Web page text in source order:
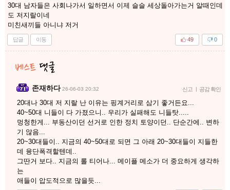
30대 남자들은 사회나가서 일하면서 이제 슬슬 세상돌아가는거 알때인데
도 저지랄이네
미친새끼들 아니냐 저거
답글 이동 0
49
존재하다 26-06-03 20:32 신고 | 공감 확인
20대나 30대 저 지랄 난 이유는 핑계거리로 삼기 좋거든요...
40~50대 니들이 다 가졌으니.. 우리가 실패해도 니들탓.....
멍청한게... 부동산이던 선거로 인한 정치 토양이던.. 단순간에.. 변하
기 않음...
20~30대들이.. 지금의 40~50대로 되면 그 아래 20~30대들이 지들한
데 융단폭격할텐데..
그딴거 보다.. 지금의 롤 티어나... 메이플 메소가 더 중요하게 생각하
는
애들이 압도적으로 많을듯...